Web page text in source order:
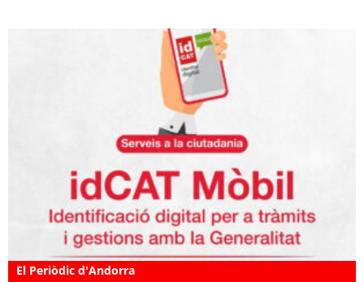
El Periòdic d'Andorra